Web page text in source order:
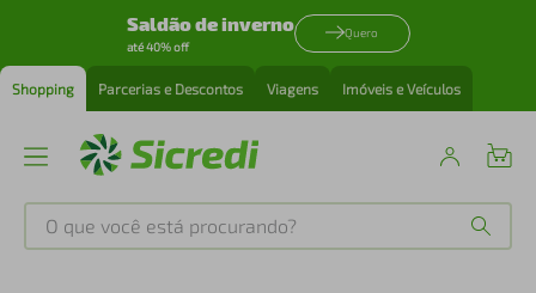
Saldão de inverno
até 40% off
Quero
Shopping Parcerias e Descontos Viagens Imóveis e Veículos
O que você está procurando?